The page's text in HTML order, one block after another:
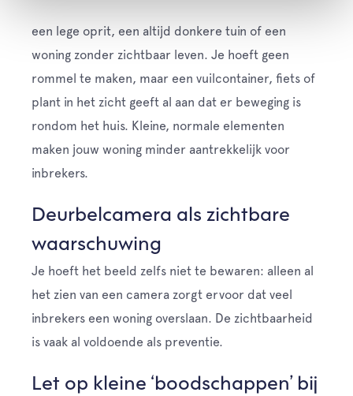
een lege oprit, een altijd donkere tuin of een
woning zonder zichtbaar leven. Je hoeft geen
rommel te maken, maar een vuilcontainer, fiets of
plant in het zicht geeft al aan dat er beweging is
rondom het huis. Kleine, normale elementen
maken jouw woning minder aantrekkelijk voor
inbrekers.
Deurbelcamera als zichtbare
waarschuwing
Je hoeft het beeld zelfs niet te bewaren: alleen al
het zien van een camera zorgt ervoor dat veel
inbrekers een woning overslaan. De zichtbaarheid
is vaak al voldoende als preventie.
Let op kleine ‘boodschappen’ bij